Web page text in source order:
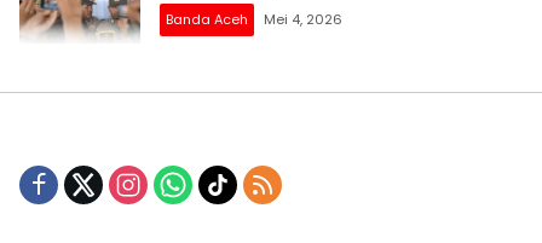
Banda Aceh Mei 4, 2026